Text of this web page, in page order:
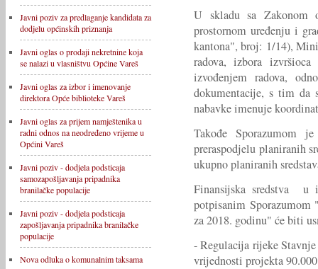
Javni poziv za predlaganje kandidata za
dodjelu općinskih priznanja
Javni oglas o prodaji nekretnine koja
se nalazi u vlasništvu Općine Vareš
Javni oglas za izbor i imenovanje
direktora Opće biblioteke Vareš
Javni oglas za prijem namještenika u
radni odnos na neodređeno vrijeme u
Općini Vareš
Javni poziv - dodjela podsticaja
samozapošljavanja pripadnika
branilačke populacije
Javni poziv - dodjela podsticaja
zapošljavanja pripadnika branilačke
populacije
Nova odluka o komunalnim taksama
U skladu sa
prostornom uređenju i
kantona", broj: 1/14),
radova, izbora izvršioca
izvođenjem radova,
dokumentacije, s tim da
nabavke imenuje
Takođe Sporazumom
preraspodjelu planiranih
ukupno planiranih
Finansijska sredstva u
potpisanim Sporazumom
za 2018. godinu" će biti
- Regulacija rijeke
vrijednosti projekta